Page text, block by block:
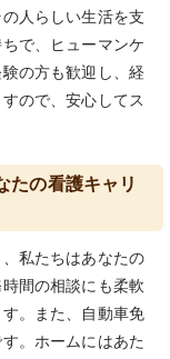
人らしい生活を支
で、ヒューマンケ
の方も歓迎し、経
ので、安心してス
たの看護キャリ
私たちはあなたの
間の相談にも柔軟
。また、自動車免
。ホームにはあた